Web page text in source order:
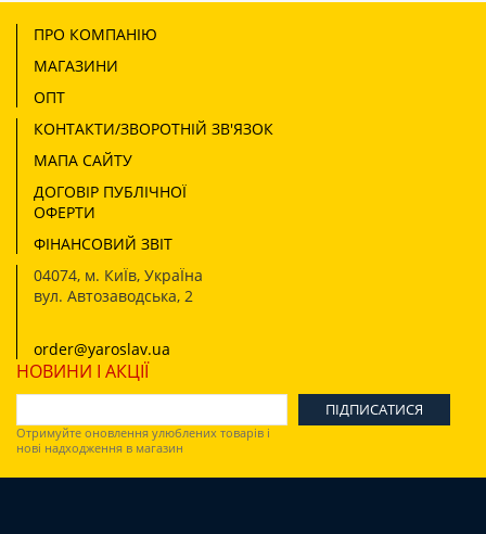
ПРО КОМПАНІЮ
МАГАЗИНИ
ОПТ
КОНТАКТИ/ЗВОРОТНІЙ ЗВ'ЯЗОК
МАПА САЙТУ
ДОГОВІР ПУБЛІЧНОЇ
ОФЕРТИ
ФІНАНСОВИЙ ЗВІТ
04074, м. КиЇв, УкраЇна
вул. Автозаводська, 2
order@yaroslav.ua
НОВИНИ І АКЦІЇ
Отримуйте оновлення улюблених товарів і
нові надходження в магазин